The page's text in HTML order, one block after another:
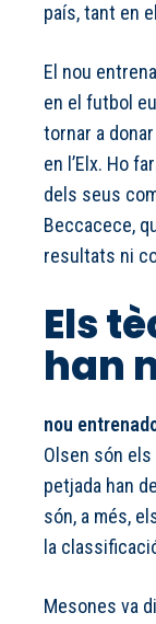
país, tant en
El nou
en el futbol
tornar a
en l’Elx. Ho
dels seus
Beccacece,
resultats ni
Els
han
nou
Olsen són
petjada han
són, a més,
la
Mesones va